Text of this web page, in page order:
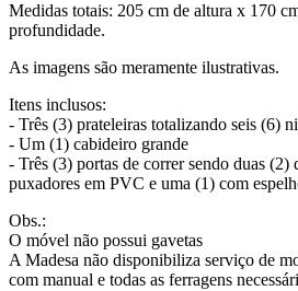
Medidas totais: 205 cm de altura x 170
profundidade.
As imagens são meramente ilustrativas.
Itens inclusos:
- Três (3) prateleiras totalizando seis (6)
- Um (1) cabideiro grande
- Três (3) portas de correr sendo duas (2)
puxadores em PVC e uma (1) com
Obs.:
O móvel não possui gavetas
A Madesa não disponibiliza serviço de
com manual e todas as ferragens